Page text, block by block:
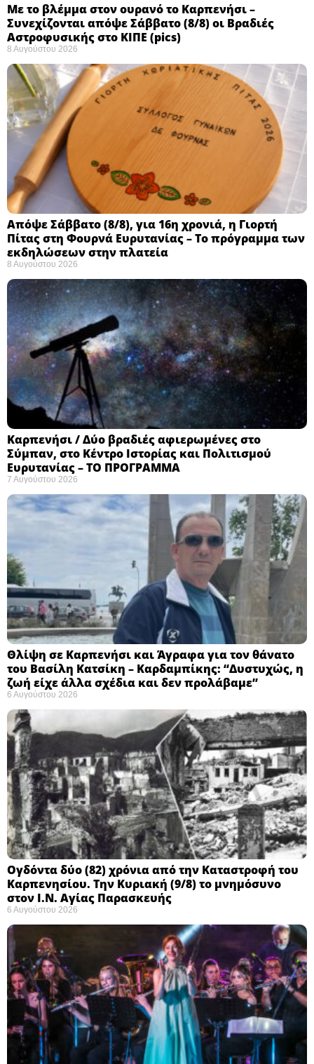
Με το βλέμμα στον ουρανό το Καρπενήσι –
Συνεχίζονται απόψε Σάββατο (8/8) οι Βραδιές
Αστροφυσικής στο ΚΙΠΕ (pics)
8 Αυγούστου 2026
Απόψε Σάββατο (8/8), για 16η χρονιά, η Γιορτή
Πίτας στη Φουρνά Ευρυτανίας – Το πρόγραμμα των
εκδηλώσεων στην πλατεία
8 Αυγούστου 2026
Καρπενήσι / Δύο βραδιές αφιερωμένες στο
Σύμπαν, στο Κέντρο Ιστορίας και Πολιτισμού
Ευρυτανίας – ΤΟ ΠΡΟΓΡΑΜΜΑ
7 Αυγούστου 2026
Θλίψη σε Καρπενήσι και Άγραφα για τον θάνατο
του Βασίλη Κατσίκη – Καρδαμπίκης: “Δυστυχώς, η
ζωή είχε άλλα σχέδια και δεν προλάβαμε”
6 Αυγούστου 2026
Ογδόντα δύο (82) χρόνια από την Καταστροφή του
Καρπενησίου. Την Κυριακή (9/8) το μνημόσυνο
στον Ι.Ν. Αγίας Παρασκευής
6 Αυγούστου 2026